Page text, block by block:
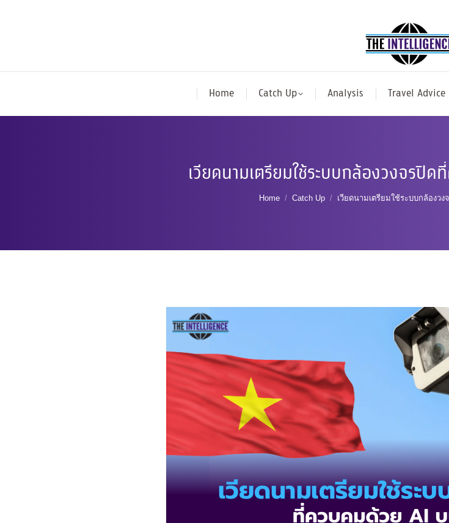
Home Catch Up Analysis Travel
เวียดนามเตรียมใช้ระบบกล้องวงจร
You are here:
Home Catch Up เวียดนามเตรียมใช้ระบบกล้อง